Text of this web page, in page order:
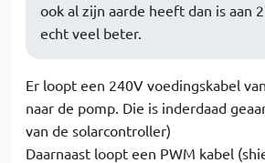
ook al zijn aarde heeft dan is aan
echt veel beter.
Er loopt een 240V voedingskabel
naar de pomp. Die is inderdaad
van de solarcontroller)
Daarnaast loopt een PWM kabel